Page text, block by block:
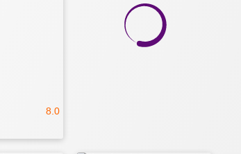
8.0